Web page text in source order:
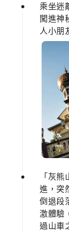
乘坐迷
闖進神
人小朋
「灰
進，突
倒退段
激體驗
過山車